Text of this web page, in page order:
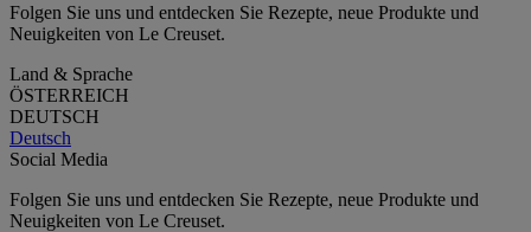
Folgen Sie uns und entdecken Sie Rezepte, neue Produkte und
Neuigkeiten von Le Creuset.
Land & Sprache
ÖSTERREICH
DEUTSCH
Deutsch
Social Media
Folgen Sie uns und entdecken Sie Rezepte, neue Produkte und
Neuigkeiten von Le Creuset.